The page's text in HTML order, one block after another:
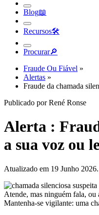
Blog📖︎
Recursos🛠︎
Procurar🔎︎
Fraude Ou Fiável »
Alertas »
Fraude da chamada
Publicado por René Ronse
Alerta :
a sua voz ou
Atualizado em 19 Junho 2026.
Atende, mas ninguém fala, ou
Mantenha-se vigilante: uma